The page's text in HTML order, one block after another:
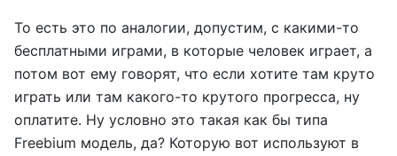
То есть это по аналогии, допустим, с какими-то
бесплатными играми, в которые человек играет, а
потом вот ему говорят, что если хотите там круто
играть или там какого-то крутого прогресса, ну
оплатите. Ну условно это такая как бы типа
Freebium модель, да? Которую вот используют в